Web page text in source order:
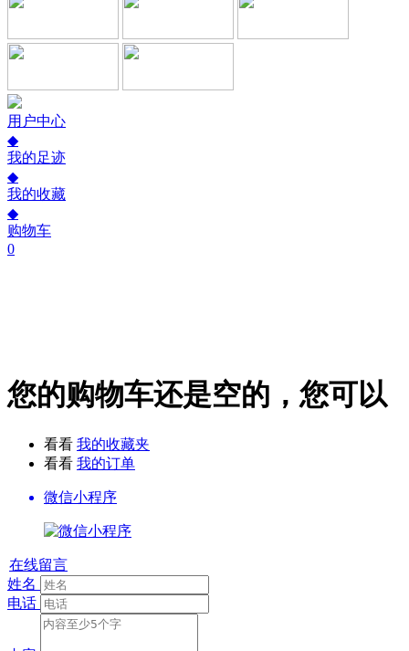
用户中心
◆
我的足迹
◆
我的收藏
◆
购物车
0
您的购物车还是空的，您可以
看看 我的收藏夹
看看 我的订单
微信小程序
在线留言
姓名
电话